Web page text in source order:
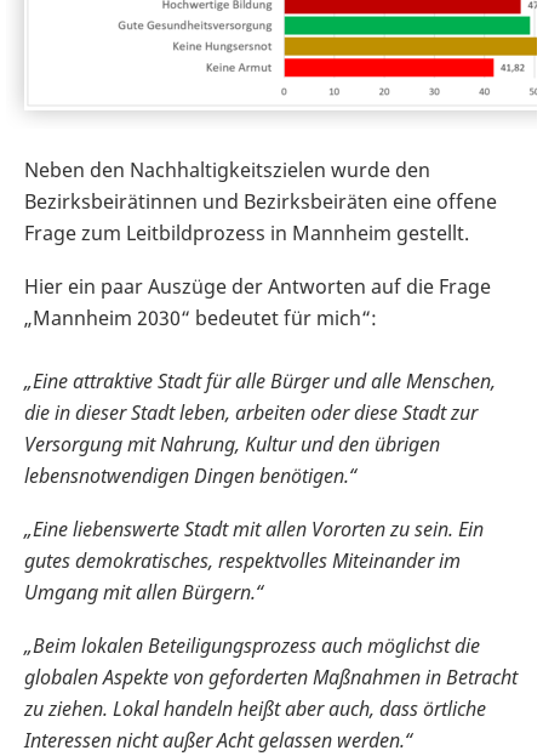
Neben den Nachhaltigkeitszielen wurde den
Bezirksbeirätinnen und Bezirksbeiräten eine offene
Frage zum Leitbildprozess in Mannheim gestellt.
Hier ein paar Auszüge der Antworten auf die Frage
„Mannheim 2030“ bedeutet für mich“:
„Eine attraktive Stadt für alle Bürger und alle Menschen,
die in dieser Stadt leben, arbeiten oder diese Stadt zur
Versorgung mit Nahrung, Kultur und den übrigen
lebensnotwendigen Dingen benötigen.“
„Eine liebenswerte Stadt mit allen Vororten zu sein. Ein
gutes demokratisches, respektvolles Miteinander im
Umgang mit allen Bürgern.“
„Beim lokalen Beteiligungsprozess auch möglichst die
globalen Aspekte von geforderten Maßnahmen in Betracht
zu ziehen. Lokal handeln heißt aber auch, dass örtliche
Interessen nicht außer Acht gelassen werden.“